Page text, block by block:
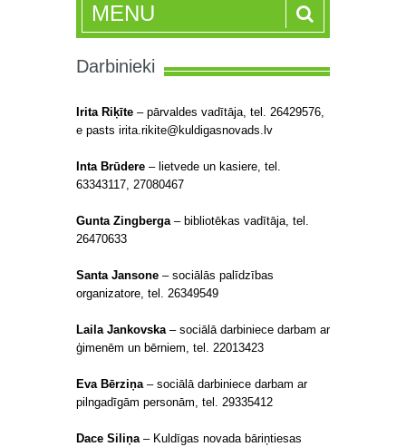
MENU
Darbinieki
Irita Riķīte – pārvaldes vadītāja, tel. 26429576,
e pasts irita.rikite@kuldigasnovads.lv
Inta Brūdere – lietvede un kasiere, tel.
63343117, 27080467
Gunta Zingberga– bibliotēkas vadītāja, tel.
26470633
Santa Jansone – sociālās palīdzības
organizatore, tel. 26349549
Laila Jankovska– sociālā darbiniece darbam ar
ģimenēm un bērniem, tel. 22013423
Eva Bērziņa– sociālā darbiniece darbam ar
pilngadīgām personām, tel. 29335412
Dace Siliņa– Kuldīgas novada bāriņtiesas